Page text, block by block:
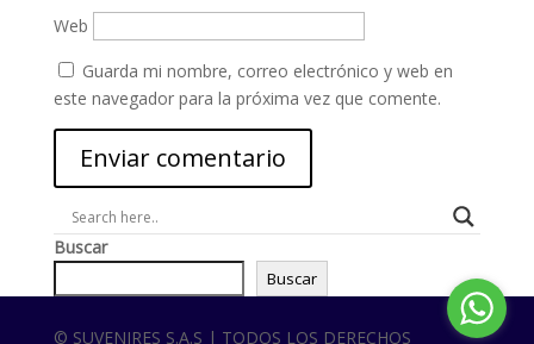
Web
Guarda mi nombre, correo electrónico y web en
este navegador para la próxima vez que comente.
Buscar
Buscar
© SUVENIRES S.A.S | TODOS LOS DERECHOS